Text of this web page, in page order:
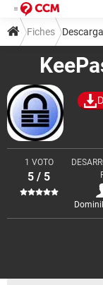
1 VOTO
5 / 5
Fiches
Gestión de